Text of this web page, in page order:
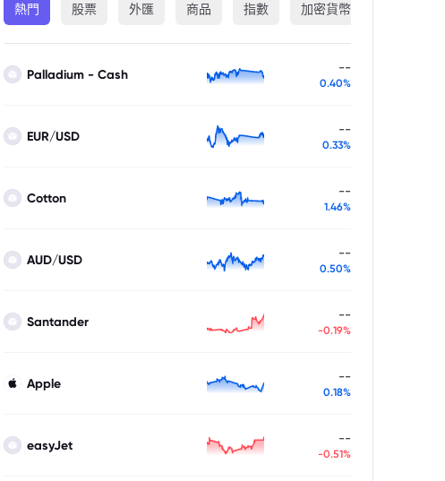
熱門 股票 外匯 商品 指數 加密貨幣
Palladium - Cash --
0.40%
EUR/USD --
0.33%
Cotton --
1.46%
AUD/USD --
0.50%
Santander --
-0.19%
Apple --
0.18%
easyJet --
-0.51%